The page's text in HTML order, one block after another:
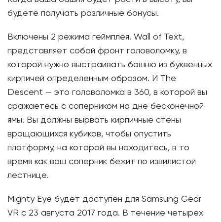
будете получать различные бонусы.
Включены 2 режима геймплея. Wall of Text,
представляет собой фронт головоломку, в
которой нужно выстраивать башню из буквенных
кирпичей определенным образом. И The
Descent — это головоломка в 360, в которой вы
сражаетесь с соперником на дне бесконечной
ямы. Вы должны вырвать кирпичные стены
вращающихся кубиков, чтобы опустить
платформу, на которой вы находитесь, в то
время как ваш соперник бежит по извилистой
лестнице.
Mighty Eye будет доступен для Samsung Gear
VR с 23 августа 2017 года. В течение четырех